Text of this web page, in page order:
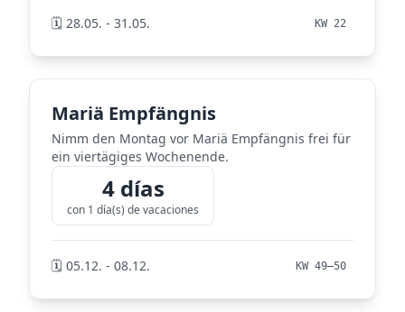
🗓️ 28.05. - 31.05. KW 22
Mariä Empfängnis
Nimm den Montag vor Mariä Empfängnis frei für
ein viertägiges Wochenende.
4 días
con 1 día(s) de vacaciones
🗓️ 05.12. - 08.12. KW 49–50